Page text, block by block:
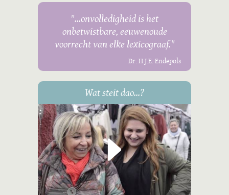
"...onvolledigheid is het
onbetwistbare, eeuwenoude
voorrecht van elke lexicograaf."
Dr. H.J.E. Endepols
Wat steit dao...?